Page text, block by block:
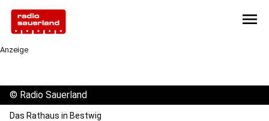
menu
Anzeige
© Radio Sauerland
Das Rathaus in Bestwig